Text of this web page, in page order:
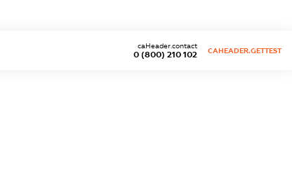
0 (800) 210 102
caHeader.contact
CAHEADER.GETTEST